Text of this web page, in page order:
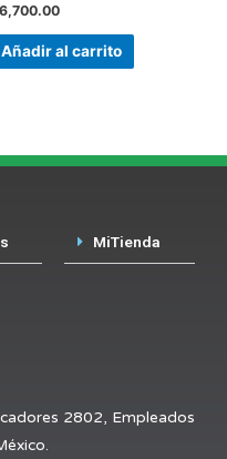
6,700.00
Añadir al carrito
MiTienda
2802, Empleados